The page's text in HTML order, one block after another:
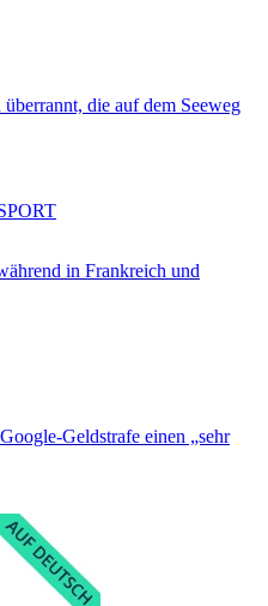
die auf dem Seeweg
in Frankreich und
Geldstrafe einen „sehr